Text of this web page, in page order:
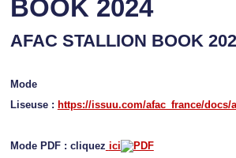
BOOK 2024
AFAC STALLION BOOK
Mode
Liseuse : https://issuu.com/afac_france/docs/
Mode PDF : cliquez ici